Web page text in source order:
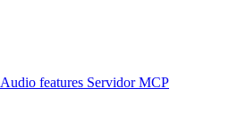
Audio features Servidor MCP